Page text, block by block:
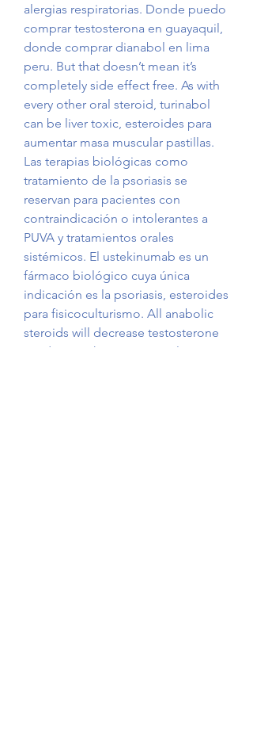
alergias respiratorias. Donde puedo
comprar testosterona en guayaquil,
donde comprar dianabol en lima
peru​. But that doesn’t mean it’s
completely side effect free. As with
every other oral steroid, turinabol
can be liver toxic, esteroides para
aumentar masa muscular pastillas.
Las terapias biológicas como
tratamiento de la psoriasis se
reservan para pacientes con
contraindicación o intolerantes a
PUVA y tratamientos orales
sistémicos. El ustekinumab es un
fármaco biológico cuya única
indicación es la psoriasis, esteroides
para fisicoculturismo. All anabolic
steroids will decrease testosterone
production, however sexual.